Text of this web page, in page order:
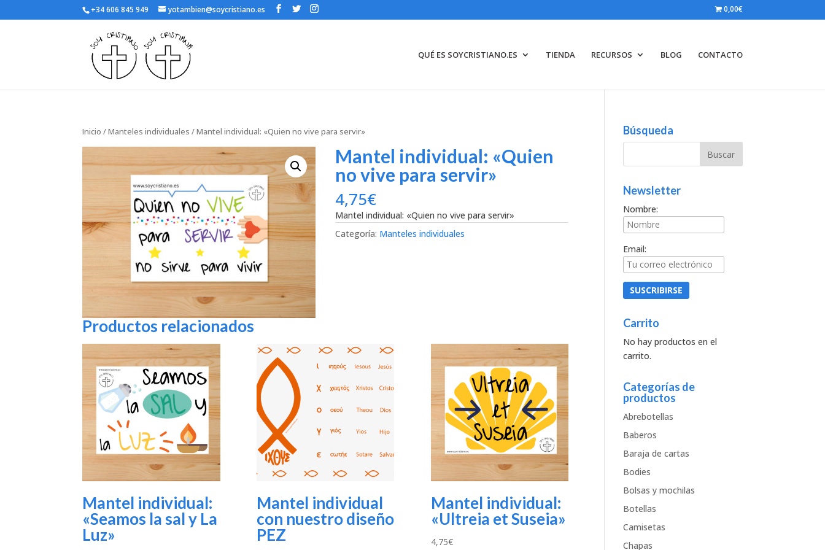
+34 606 845 949 yotambien@soycristiano.es 0,00€
QUÉ ES SOYCRISTIANO.ES TIENDA RECURSOS BLOG CONTACTO
Inicio /Manteles individuales / Mantel individual: «Quien no vive para servir»
Mantel individual: «Quien
no vive para servir»
4,75€
Mantel individual: «Quien no vive para servir»
Categoría: Manteles individuales
Productos relacionados
Mantel individual:
«Seamos la sal y La
Luz»
Mantel individual
con nuestro diseño
PEZ
Mantel individual:
«Ultreia et Suseia»
4,75€
Búsqueda
Newsletter
Nombre:
Email:
Carrito
No hay productos en el
carrito.
Categorías de
productos
Abrebotellas
Baberos
Baraja de cartas
Bodies
Bolsas y mochilas
Botellas
Camisetas
Chapas